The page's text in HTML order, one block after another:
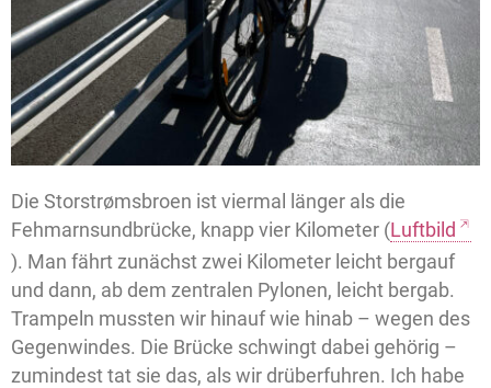
Die Storstrømsbroen ist viermal länger als die
Fehmarnsundbrücke, knapp vier Kilometer (Luftbild
). Man fährt zunächst zwei Kilometer leicht bergauf
und dann, ab dem zentralen Pylonen, leicht bergab.
Trampeln mussten wir hinauf wie hinab – wegen des
Gegenwindes. Die Brücke schwingt dabei gehörig –
zumindest tat sie das, als wir drüberfuhren. Ich habe